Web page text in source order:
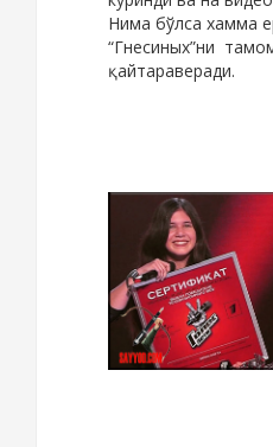
Нима бўлса хамма
“Гнесиных”ни
қайтараверади.